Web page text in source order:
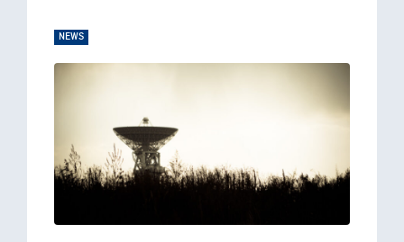
NEWS